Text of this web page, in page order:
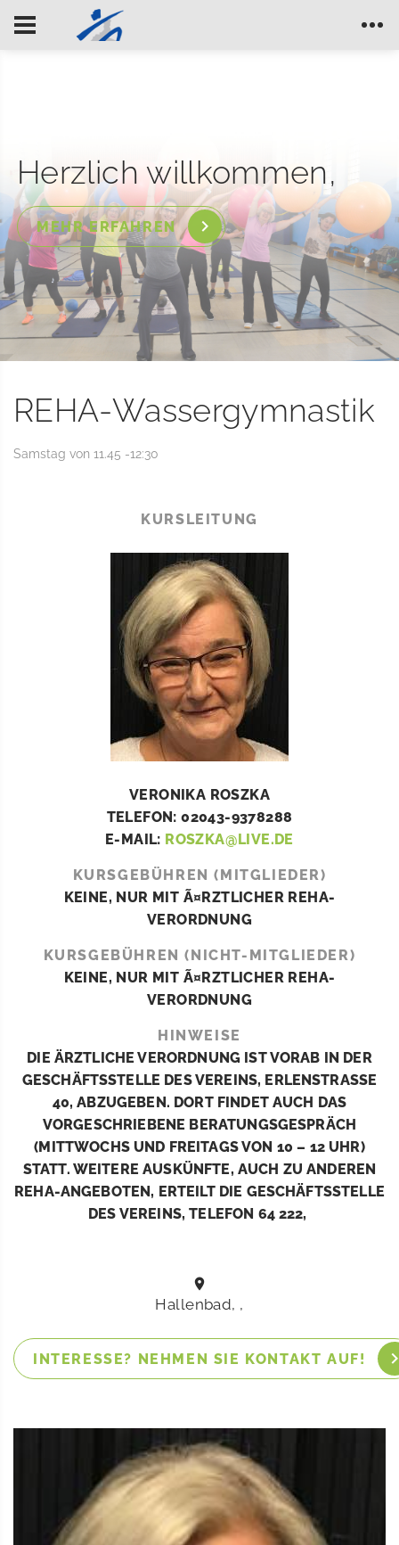
Herzlich willkommen,
MEHR ERFAHREN
REHA-Wassergymnastik
Samstag von 11.45 -12:30
KURSLEITUNG
VERONIKA ROSZKA
TELEFON: 02043-9378288
E-MAIL: ROSZKA@LIVE.DE
KURSGEBÜHREN (MITGLIEDER)
KEINE, NUR MIT Ã¤RZTLICHER REHA-
VERORDNUNG
KURSGEBÜHREN (NICHT-MITGLIEDER)
KEINE, NUR MIT Ã¤RZTLICHER REHA-
VERORDNUNG
HINWEISE
DIE ÄRZTLICHE VERORDNUNG IST VORAB IN DER
GESCHÄFTSSTELLE DES VEREINS, ERLENSTRASSE 4
0, ABZUGEBEN. DORT FINDET AUCH DAS V
ORGESCHRIEBENE BERATUNGSGESPRÄCH (
MITTWOCHS UND FREITAGS VON 10 – 12 UHR) S
TATT. WEITERE AUSKÜNFTE, AUCH ZU ANDEREN R
EHA-ANGEBOTEN, ERTEILT DIE GESCHÄFTSSTELLE D
ES VEREINS, TELEFON 64 222,
Hallenbad, ,
INTERESSE? NEHMEN SIE KONTAKT AUF!